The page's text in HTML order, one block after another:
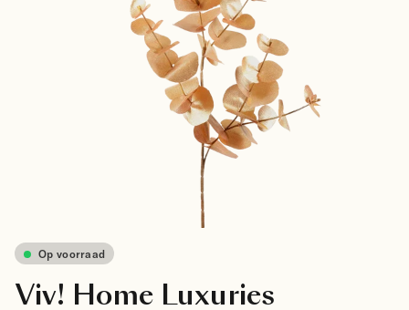
Op voorraad
Viv! Home Luxuries